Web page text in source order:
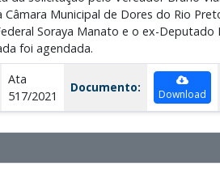
Municipal de Dores do Rio
Soraya Manato e o ex-Deputado
foi agendada.
Ata
517/2021
Documento: Download